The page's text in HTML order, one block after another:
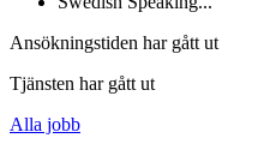
Ansökningstiden har gått ut
Tjänsten har gått ut
Alla jobb